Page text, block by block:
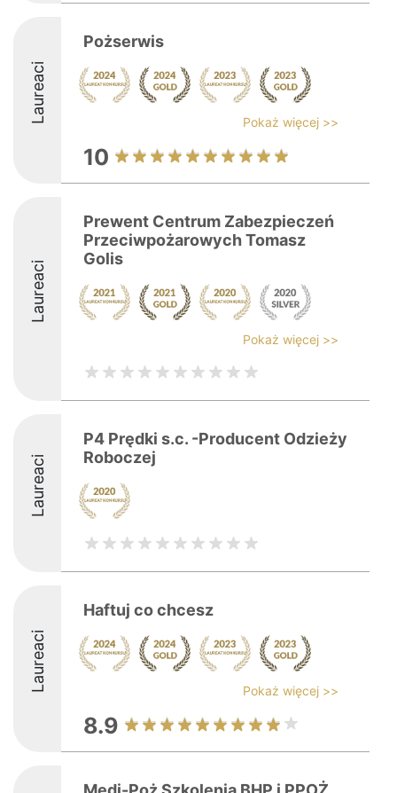
Laureaci
Pożserwis
Pokaż więcej >>
10
Laureaci
Prewent Centrum Zabezpieczeń
Przeciwpożarowych Tomasz
Golis
Pokaż więcej >>
Laureaci
P4 Prędki s.c. -Producent Odzieży
Roboczej
Laureaci
Haftuj co chcesz
Pokaż więcej >>
8.9